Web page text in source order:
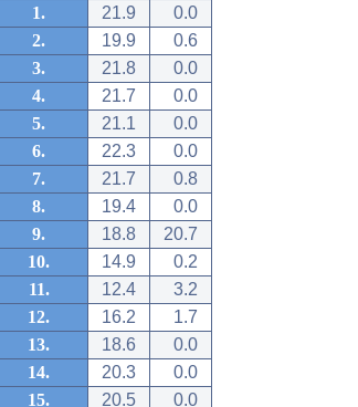
1. 21.9
0.0
2.
19.9
0.6
3.
21.8
0.0
4.
21.7
0.0
5.
21.1
0.0
6.
22.3
0.0
7.
21.7
0.8
8.
19.4
0.0
9.
18.8
20.7
10.
14.9
0.2
11.
12.4
3.2
12.
16.2
1.7
13.
18.6
0.0
14.
20.3
0.0
15.
20.5 0.0